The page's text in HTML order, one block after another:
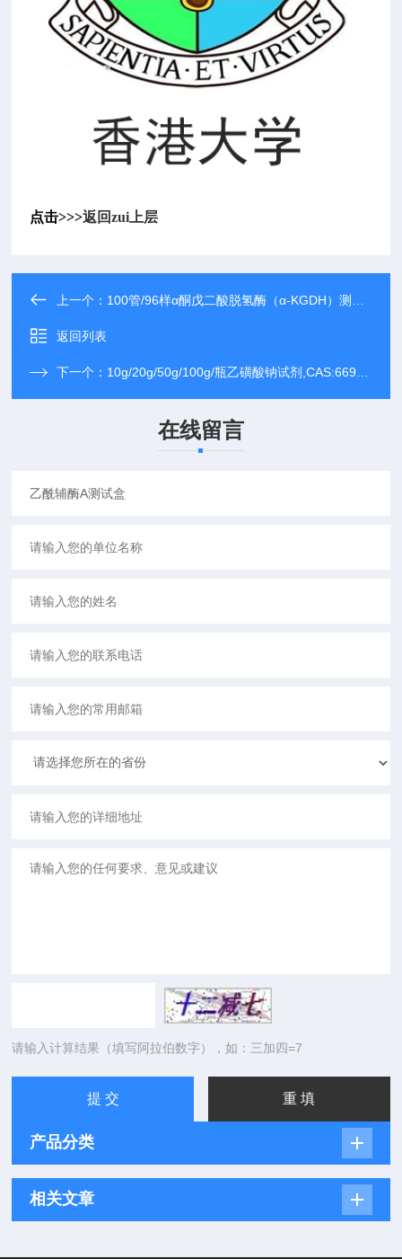
点击>>>返回zui上层
上一个： 100管/96样α酮戊二酸脱氢酶（α-KGDH）测试盒
返回列表
下一个： 10g/20g/50g/100g/瓶乙磺酸钠试剂,CAS:66992-27-6
在线留言
请输入计算结果（填写阿拉伯数字），如：三加四=7
产品分类
相关文章